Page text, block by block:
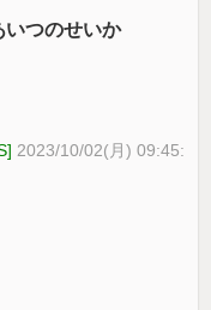
いつのせいか
2023/10/02(月) 09:45: